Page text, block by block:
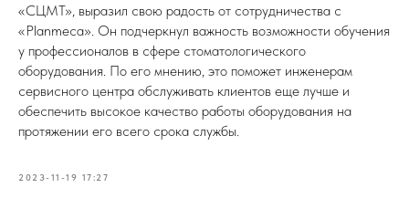
«СЦМТ», выразил свою радость от сотрудничества с
«Planmeca». Он подчеркнул важность возможности обучения
у профессионалов в сфере стоматологического
оборудования. По его мнению, это поможет инженерам
сервисного центра обслуживать клиентов еще лучше и
обеспечить высокое качество работы оборудования на
протяжении его всего срока службы.
2023-11-19 17:27